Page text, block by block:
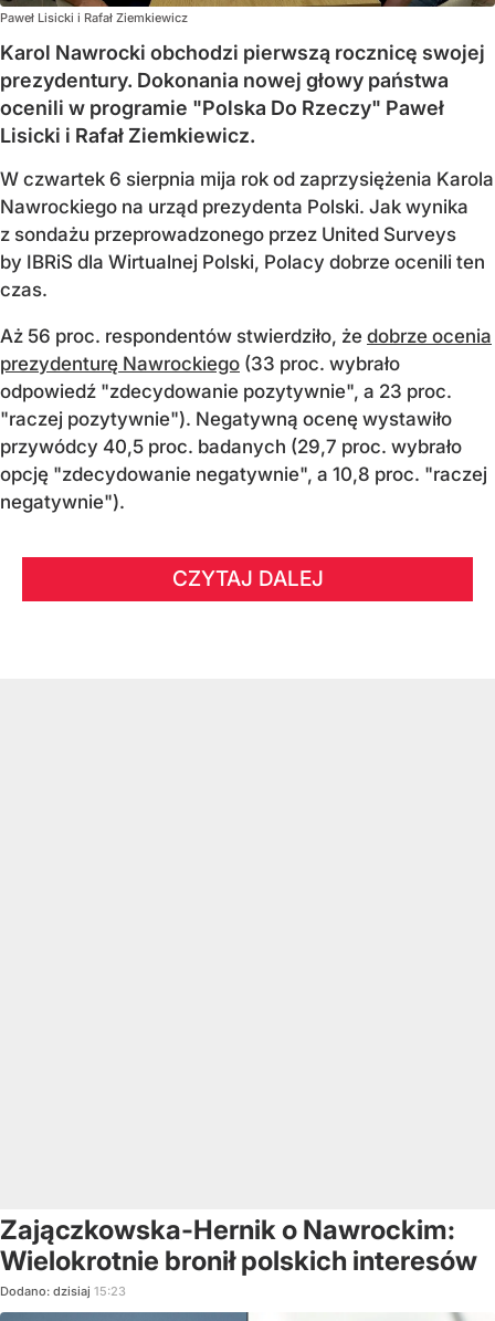
Paweł Lisicki i Rafał Ziemkiewicz
Karol Nawrocki obchodzi pierwszą rocznicę swojej
prezydentury. Dokonania nowej głowy państwa
ocenili w programie "Polska Do Rzeczy" Paweł
Lisicki i Rafał Ziemkiewicz.
W czwartek 6 sierpnia mija rok od zaprzysiężenia Karola
Nawrockiego na urząd prezydenta Polski. Jak wynika
z sondażu przeprowadzonego przez United Surveys
by IBRiS dla Wirtualnej Polski, Polacy dobrze ocenili ten
czas.
Aż 56 proc. respondentów stwierdziło, że dobrze ocenia
prezydenturę Nawrockiego (33 proc. wybrało
odpowiedź "zdecydowanie pozytywnie", a 23 proc.
"raczej pozytywnie"). Negatywną ocenę wystawiło
przywódcy 40,5 proc. badanych (29,7 proc. wybrało
opcję "zdecydowanie negatywnie", a 10,8 proc. "raczej
negatywnie").
CZYTAJ DALEJ
Zajączkowska-Hernik o Nawrockim:
Wielokrotnie bronił polskich interesów
Dodano: dzisiaj 15:23